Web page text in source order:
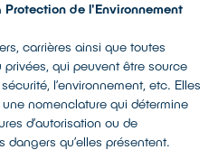
de l'Environnement
carrières ainsi que toutes
qui peuvent être source
l’environnement, etc. Elles
nomenclature qui détermine
d’autorisation ou de
qu’elles présentent.